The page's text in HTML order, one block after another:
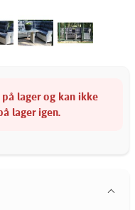
lager og kan ikke
lager igen.